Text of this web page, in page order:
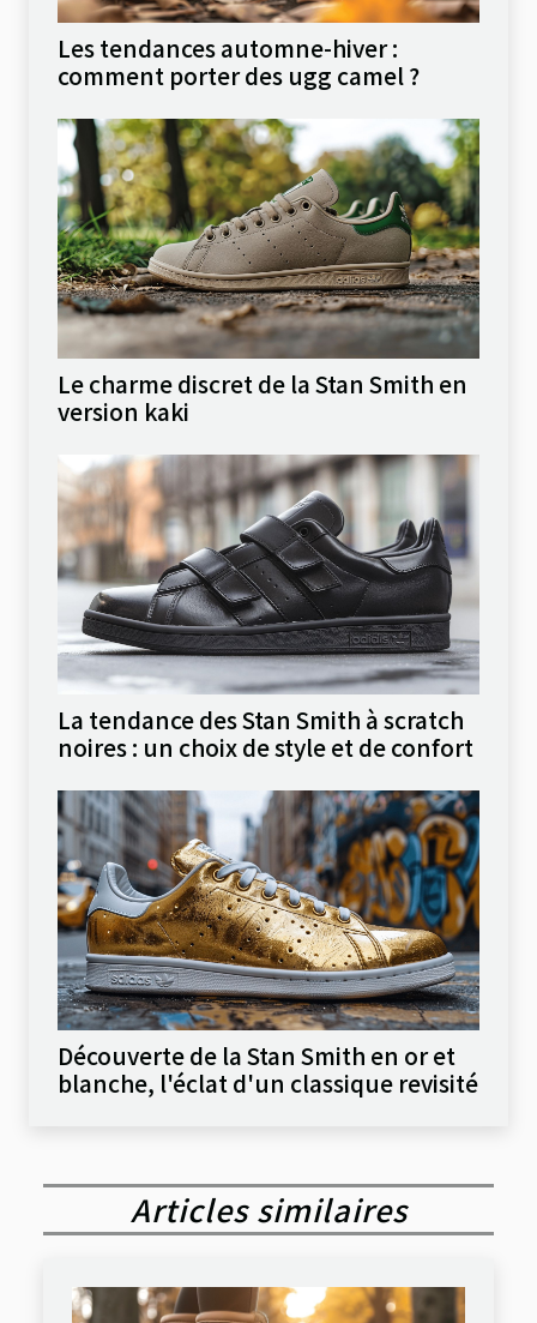
Les tendances automne-hiver :
comment porter des ugg camel ?
Le charme discret de la Stan Smith en
version kaki
La tendance des Stan Smith à scratch
noires : un choix de style et de confort
Découverte de la Stan Smith en or et
blanche, l'éclat d'un classique revisité
Articles similaires